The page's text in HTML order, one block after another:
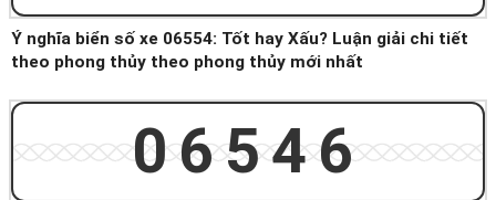
Ý nghĩa biển số xe 06554: Tốt hay Xấu? Luận giải chi tiết
theo phong thủy theo phong thủy mới nhất
06546